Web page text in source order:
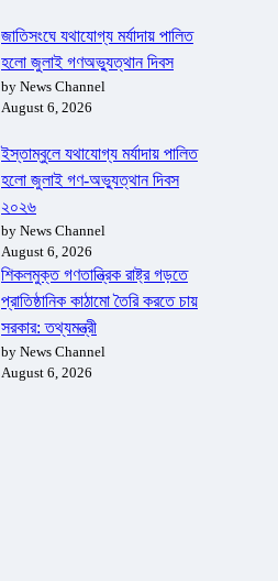
জাতিসংঘে যথাযোগ্য মর্যাদায় পালিত
হলো জুলাই গণঅভ্যুত্থান দিবস
by News Channel
August 6, 2026
ইস্তাম্বুলে যথাযোগ্য মর্যাদায় পালিত
হলো জুলাই গণ-অভ্যুত্থান দিবস
২০২৬
by News Channel
August 6, 2026
শিকলমুক্ত গণতান্ত্রিক রাষ্ট্র গড়তে
প্রাতিষ্ঠানিক কাঠামো তৈরি করতে চায়
সরকার: তথ্যমন্ত্রী
by News Channel
August 6, 2026